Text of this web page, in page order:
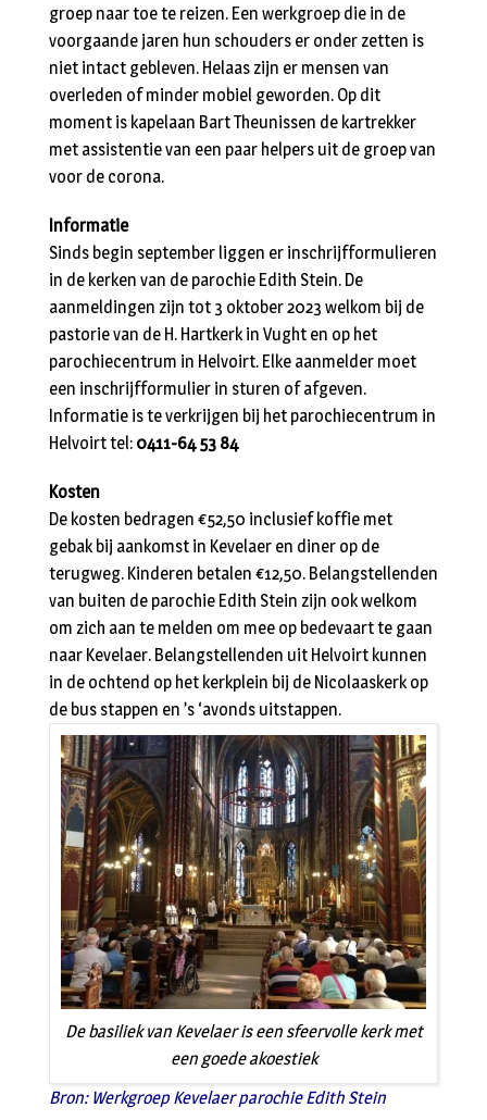
groep naar toe te reizen. Een werkgroep die in de
voorgaande jaren hun schouders er onder zetten is
niet intact gebleven. Helaas zijn er mensen van
overleden of minder mobiel geworden. Op dit
moment is kapelaan Bart Theunissen de kartrekker
met assistentie van een paar helpers uit de groep van
voor de corona.
Informatie
Sinds begin september liggen er inschrijfformulieren
in de kerken van de parochie Edith Stein. De
aanmeldingen zijn tot 3 oktober 2023 welkom bij de
pastorie van de H. Hartkerk in Vught en op het
parochiecentrum in Helvoirt. Elke aanmelder moet
een inschrijfformulier in sturen of afgeven.
Informatie is te verkrijgen bij het parochiecentrum in
Helvoirt tel: 0411-64 53 84
Kosten
De kosten bedragen €52,50 inclusief koffie met
gebak bij aankomst in Kevelaer en diner op de
terugweg. Kinderen betalen €12,50. Belangstellenden
van buiten de parochie Edith Stein zijn ook welkom
om zich aan te melden om mee op bedevaart te gaan
naar Kevelaer. Belangstellenden uit Helvoirt kunnen
in de ochtend op het kerkplein bij de Nicolaaskerk op
de bus stappen en ’s ‘avonds uitstappen.
De basiliek van Kevelaer is een sfeervolle kerk met
een goede akoestiek
Bron: Werkgroep Kevelaer parochie Edith Stein